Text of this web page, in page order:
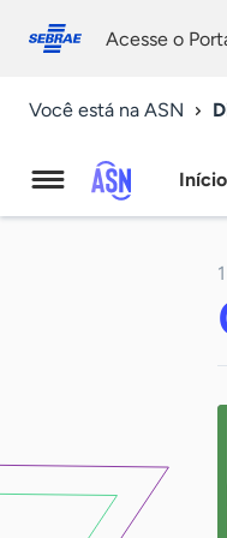
conosco
Acesse o
Você está na ASN
Início